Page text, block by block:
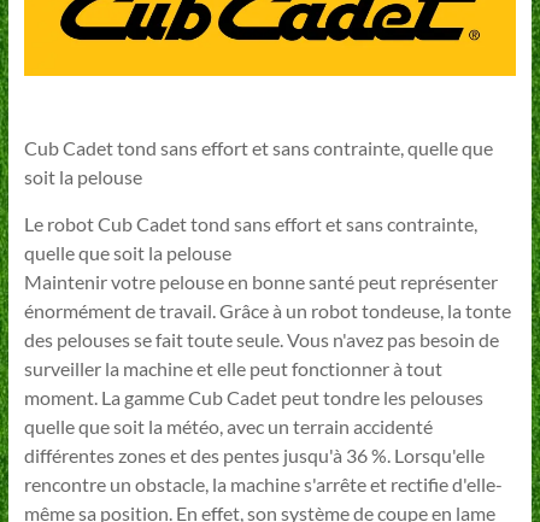
Cub Cadet tond sans effort et sans contrainte, quelle que
soit la pelouse
Le robot Cub Cadet tond sans effort et sans contrainte,
quelle que soit la pelouse
Maintenir votre pelouse en bonne santé peut représenter
énormément de travail. Grâce à un robot tondeuse, la tonte
des pelouses se fait toute seule. Vous n'avez pas besoin de
surveiller la machine et elle peut fonctionner à tout
moment. La gamme Cub Cadet peut tondre les pelouses
quelle que soit la météo, avec un terrain accidenté
différentes zones et des pentes jusqu'à 36 %. Lorsqu'elle
rencontre un obstacle, la machine s'arrête et rectifie d'elle-
même sa position. En effet, son système de coupe en lame